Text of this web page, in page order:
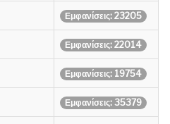
Εμφανίσεις: 23205
Εμφανίσεις: 22014
Εμφανίσεις: 19754
Εμφανίσεις: 35379